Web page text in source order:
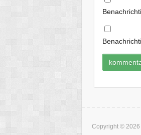
Copyright © 2026